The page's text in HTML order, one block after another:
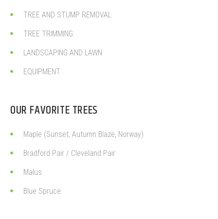
TREE AND STUMP REMOVAL
TREE TRIMMING
LANDSCAPING AND LAWN
EQUIPMENT
OUR FAVORITE TREES
Maple (Sunset, Autumn Blaze, Norway)
Bradford Pair / Cleveland Pair
Malus
Blue Spruce